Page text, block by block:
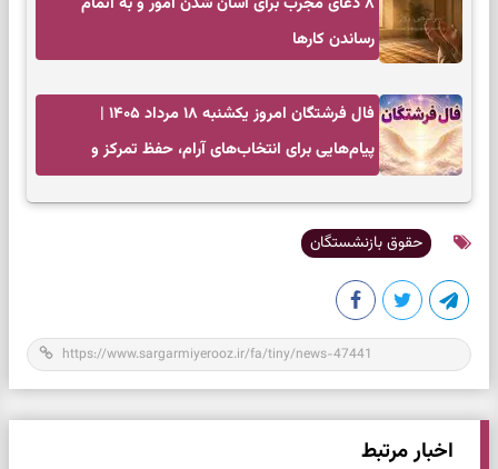
رساندن کار‌ها
فال فرشتگان امروز یکشنبه ۱۸ مرداد ۱۴۰۵ |
پیام‌هایی برای انتخاب‌های آرام، حفظ تمرکز و
حقوق بازنشستگان
اخبار مرتبط